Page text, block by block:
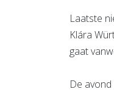
Laatste
Klára
gaat
De